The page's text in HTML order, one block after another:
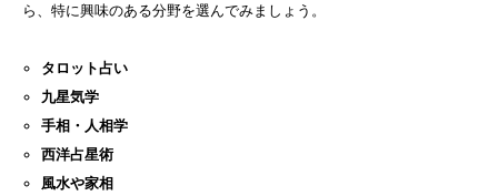
ら、特に興味のある分野を選んでみましょう。
タロット占い
九星気学
手相・人相学
西洋占星術
風水や家相